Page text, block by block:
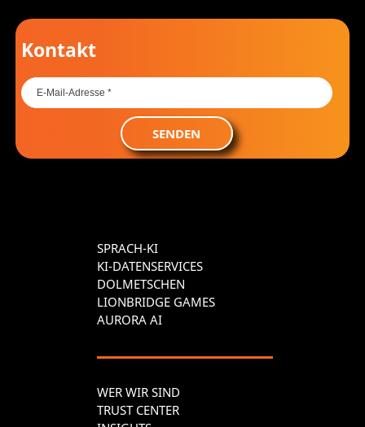
Kontakt
SENDEN
SPRACH-KI
KI-DATENSERVICES
DOLMETSCHEN
LIONBRIDGE GAMES
AURORA AI
WER WIR SIND
TRUST CENTER